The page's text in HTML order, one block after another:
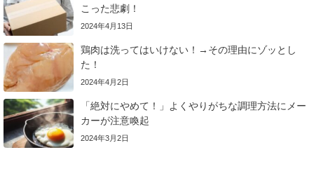
こった悲劇！
2024年4月13日
鶏肉は洗ってはいけない！→その理由にゾッとし
た！
2024年4月2日
「絶対にやめて！」よくやりがちな調理方法にメー
カーが注意喚起
2024年3月2日